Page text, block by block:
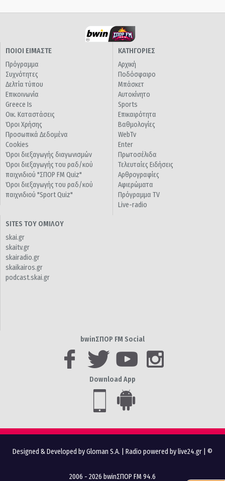
ΠΟΙΟΙ ΕΙΜΑΣΤΕ
Πρόγραμμα
Συχνότητες
Δελτία τύπου
Επικοινωνία
Greece Is
Οικ. Καταστάσεις
Όροι Χρήσης
Προσωπικά Δεδομένα
Cookies
Όροι διεξαγωγής διαγωνισμών
Όροι διεξαγωγής του ραδ/κού
παιχνιδιού "ΣΠΟΡ FM Quiz"
Όροι διεξαγωγής του ραδ/κού
παιχνιδιού "Sport Quiz"
ΚΑΤΗΓΟΡΙΕΣ
Αρχική
Ποδόσφαιρο
Μπάσκετ
Αυτοκίνητο
Sports
Επικαιρότητα
Βαθμολογίες
WebTv
Enter
Πρωτοσέλιδα
Τελευταίες Ειδήσεις
Αρθρογραφίες
Αφιερώματα
Πρόγραμμα TV
Live-radio
SITES ΤΟΥ ΟΜΙΛΟΥ
skai.gr
skaitv.gr
skairadio.gr
skaikairos.gr
podcast.skai.gr
bwinΣΠΟΡ FM Social
Download App
Designed & Developed by Gloman S.A. Radio powered by live24.gr | ©
2006 - 2026 bwinΣΠΟΡ FM 94.6